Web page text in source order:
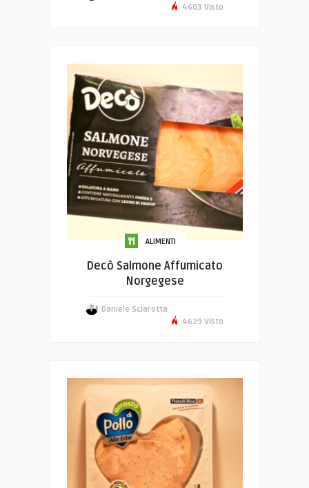
4603 Visto
ALIMENTI
Decò Salmone Affumicato
Norgegese
Daniele Sciarotta
4629 Visto